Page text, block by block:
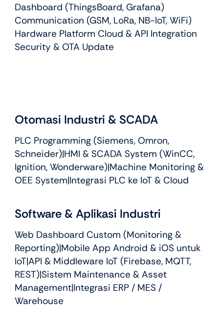
Dashboard (ThingsBoard, Grafana)
Communication (GSM, LoRa, NB-IoT, WiFi)
Hardware Platform Cloud & API Integration
Security & OTA Update
Otomasi Industri & SCADA
PLC Programming (Siemens, Omron,
Schneider)|HMI & SCADA System (WinCC,
Ignition, Wonderware)|Machine Monitoring &
OEE System|Integrasi PLC ke IoT & Cloud
Software & Aplikasi Industri
Web Dashboard Custom (Monitoring &
Reporting)|Mobile App Android & iOS untuk
IoT|API & Middleware IoT (Firebase, MQTT,
REST)|Sistem Maintenance & Asset
Management|Integrasi ERP / MES /
Warehouse